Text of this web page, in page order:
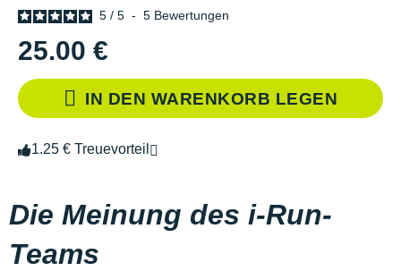
5 / 5 - 5 Bewertungen
25.00 €
IN DEN WARENKORB LEGEN
1.25 € Treuevorteil
Die Meinung des i-Run-
Teams